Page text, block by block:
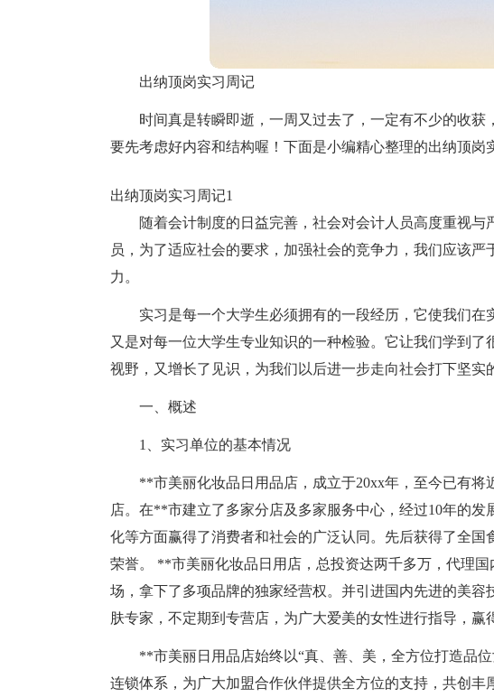
出纳顶岗实习周记
时间真是转瞬即逝，一周又过去了，一定有不少的收获
要先考虑好内容和结构喔！下面是小编精心整理的出纳顶岗
出纳顶岗实习周记1
随着会计制度的日益完善，社会对会计人员高度重视与
员，为了适应社会的要求，加强社会的竞争力，我们应该
力。
实习是每一个大学生必须拥有的一段经历，它使我们
又是对每一位大学生专业知识的一种检验。它让我们学到
视野，又增长了见识，为我们以后进一步走向社会打下坚实
一、概述
1、实习单位的基本情况
**市美丽化妆品日用品店，成立于20xx年，至今已有
店。在**市建立了多家分店及多家服务中心，经过10年的
化等方面赢得了消费者和社会的广泛认同。先后获得了全
荣誉。 **市美丽化妆品日用店，总投资达两千多万，代理
场，拿下了多项品牌的独家经营权。并引进国内先进的美
肤专家，不定期到专营店，为广大爱美的女性进行指导，赢
**市美丽日用品店始终以“真、善、美，全方位打造品
连锁体系，为广大加盟合作伙伴提供全方位的支持，共创